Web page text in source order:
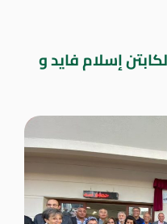
إسلام فايد و